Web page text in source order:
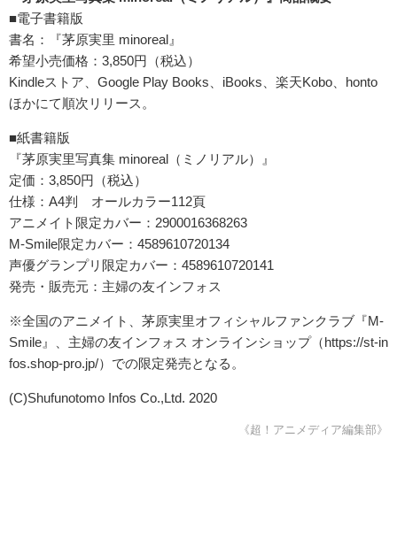
■電子書籍版
書名：『茅原実里 minoreal』
希望小売価格：3,850円（税込）
Kindleストア、Google Play Books、iBooks、楽天Kobo、honto
ほかにて順次リリース。
■紙書籍版
『茅原実里写真集 minoreal（ミノリアル）』
定価：3,850円（税込）
仕様：A4判 オールカラー112頁
アニメイト限定カバー：2900016368263
M-Smile限定カバー：4589610720134
声優グランプリ限定カバー：4589610720141
発売・販売元：主婦の友インフォス
※全国のアニメイト、茅原実里オフィシャルファンクラブ『M-
Smile』、主婦の友インフォス オンラインショップ（https://st-in
fos.shop-pro.jp/）での限定発売となる。
(C)Shufunotomo Infos Co.,Ltd. 2020
《超！アニメディア編集部》